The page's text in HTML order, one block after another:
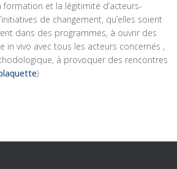
formation et la légitimité d’acteurs-
de changement, qu’elles soient
dans des programmes, à ouvrir des
in vivo avec tous les acteurs concernés ,
à provoquer des rencontres
)